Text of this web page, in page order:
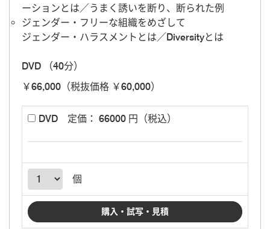
ーションとは／うまく誘いを断り、断られた例
ジェンダー・フリーな組織をめざして
ジェンダー・ハラスメントとは／Diversityとは
DVD （40分）
￥66,000（税抜価格 ￥60,000）
DVD 定価： 66000 円（税込）
個